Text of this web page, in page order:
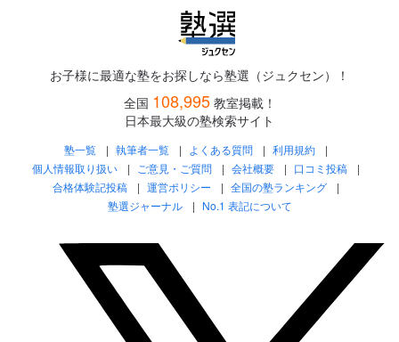
お子様に最適な塾をお探しなら塾選（ジュクセン）！
全国 108,995 教室掲載！
日本最大級の塾検索サイト
塾一覧 執筆者一覧 よくある質問
利用規約
個人情報取り扱い
ご意見・ご質問 会社概要
口コミ投稿
合格体験記投稿
運営ポリシー
全国の塾ランキング
塾選ジャーナル
No.1 表記について